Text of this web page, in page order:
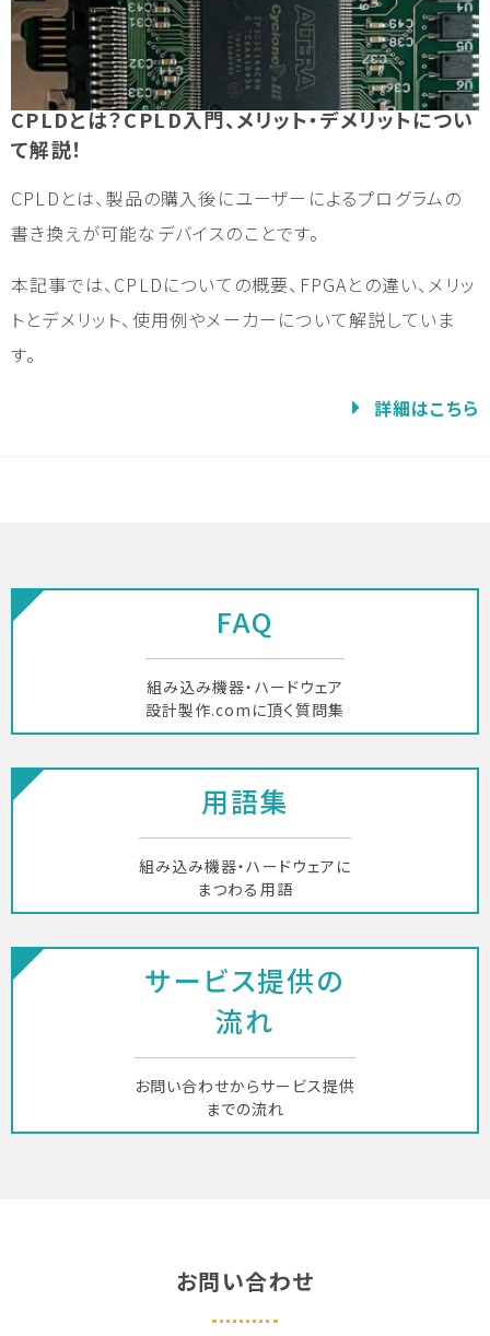
CPLDとは？CPLD入門、メリット・デメリットについ
て解説！
CPLDとは、製品の購入後にユーザーによるプログラムの
書き換えが可能なデバイスのことです。
本記事では、CPLDについての概要、FPGAとの違い、メリッ
トとデメリット、使用例やメーカーについて解説していま
す。
詳細はこちら
FAQ
組み込み機器・ハードウェア
設計製作.comに頂く質問集
用語集
組み込み機器・ハードウェアに
まつわる用語
サービス提供の
流れ
お問い合わせからサービス提供
までの流れ
お問い合わせ